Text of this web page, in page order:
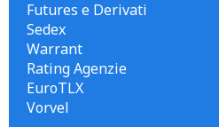
Futures e Derivati
Sedex
Warrant
Rating Agenzie
EuroTLX
Vorvel